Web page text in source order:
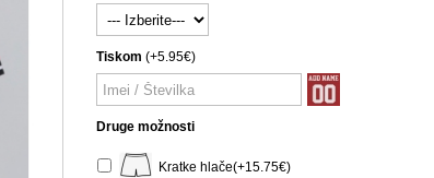
Tiskom (+5.95€)
Druge možnosti
Kratke hlače(+15.75€)